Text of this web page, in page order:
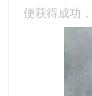
便获得成功